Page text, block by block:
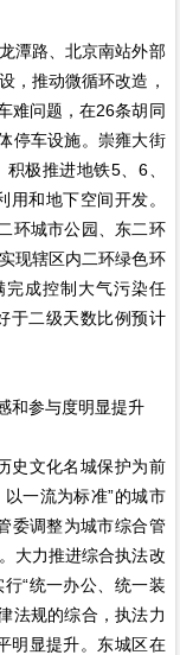
潭路、北京南站外部
，推动微循环改造，
难问题，在26条胡同
停车设施。崇雍大街
极推进地铁5、6、
和地下空间开发。
环城市公园、东二环
现辖区内二环绿色环
成控制大气污染任
于二级天数比例预计
和参与度明显提升
史文化名城保护为前
一流为标准”的城市
委调整为城市综合管
大力推进综合执法改
“统一办公、统一装
法规的综合，执法力
明显提升。东城区在